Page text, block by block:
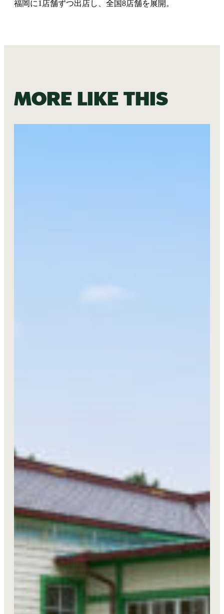
福岡に1店舗ずつ出店し、全国8店舗を展開。
More like this